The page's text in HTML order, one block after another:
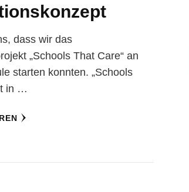
dass wir das
„Schools That Care“ an
starten konnten. „Schools
in …